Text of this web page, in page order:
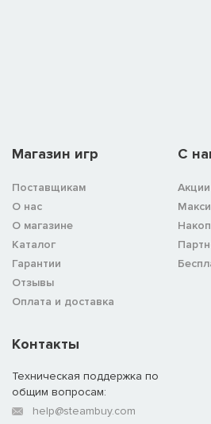
Магазин игр
Поставщикам
О нас
О магазине
Каталог
Гарантии
Отзывы
Оплата и доставка
C
Контакты
Техническая поддержка по
общим вопросам:
help@steambuy.com